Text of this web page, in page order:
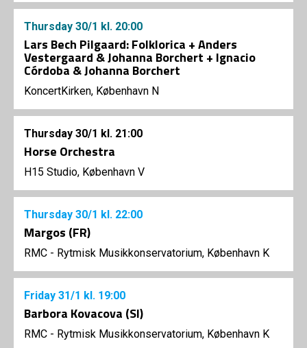
Thursday 30/1 kl. 20:00
Lars Bech Pilgaard: Folklorica + Anders
Vestergaard & Johanna Borchert + Ignacio
Córdoba & Johanna Borchert
KoncertKirken, København N
Thursday 30/1 kl. 21:00
Horse Orchestra
H15 Studio, København V
Thursday 30/1 kl. 22:00
Margos (FR)
RMC - Rytmisk Musikkonservatorium, København K
Friday 31/1 kl. 19:00
Barbora Kovacova (SI)
RMC - Rytmisk Musikkonservatorium, København K